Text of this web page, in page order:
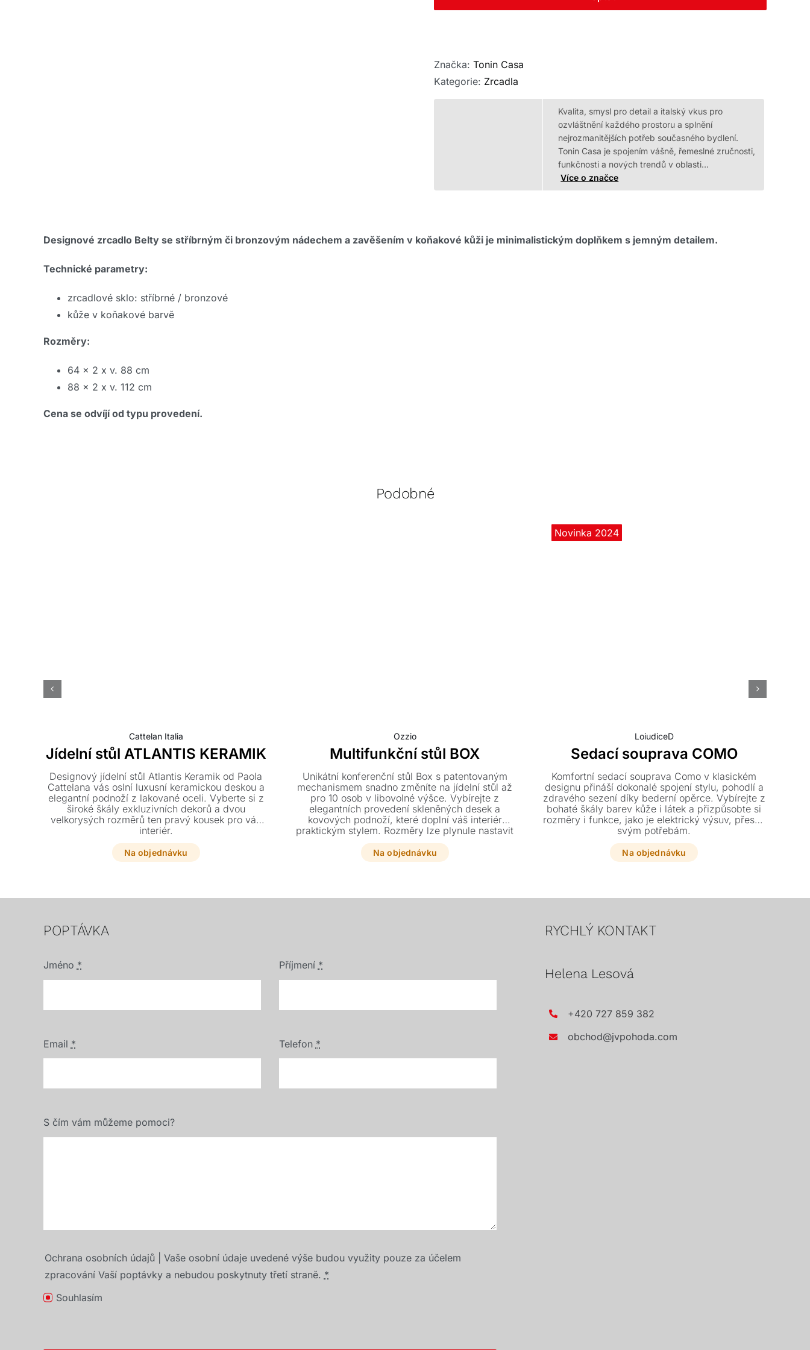
Značka: Tonin Casa
Kategorie: Zrcadla
Kvalita, smysl pro detail a italský vkus pro
ozvláštnění každého prostoru a splnění
nejrozmanitějších potřeb současného bydlení.
Tonin Casa je spojením vášně, řemeslné zručnosti,
funkčnosti a nových trendů v oblasti…
Více o značce
Designové zrcadlo Belty se stříbrným či bronzovým nádechem a zavěšením v koňakové kůži je minimalistickým doplňkem s jemným detailem.
Technické parametry:
zrcadlové sklo: stříbrné / bronzové
kůže v koňakové barvě
Rozměry:
64 x 2 x v. 88 cm
88 x 2 x v. 112 cm
Cena se odvíjí od typu provedení.
Podobné
Cattelan Italia
Jídelní stůl ATLANTIS KERAMIK
Designový jídelní stůl Atlantis Keramik od Paola
Cattelana vás oslní luxusní keramickou deskou a
elegantní podnoží z lakované oceli. Vyberte si z
široké škály exkluzivních dekorů a dvou
velkorysých rozměrů ten pravý kousek pro váš
interiér.
Na objednávku
Ozzio
Multifunkční stůl BOX
Unikátní konferenční stůl Box s patentovaným
mechanismem snadno změníte na jídelní stůl až
pro 10 osob v libovolné výšce. Vybírejte z
elegantních provedení skleněných desek a
kovových podnoží, které doplní váš interiér
praktickým stylem. Rozměry lze plynule nastavit
od kompaktních 75 x 120 cm až po velkorysých
220 cm délky.
Na objednávku
Novinka 2024
LoiudiceD
Sedací souprava COMO
Komfortní sedací souprava Como v klasickém
designu přináší dokonalé spojení stylu, pohodlí a
zdravého sezení díky bederní opěrce. Vybírejte z
bohaté škály barev kůže i látek a přizpůsobte si
rozměry i funkce, jako je elektrický výsuv, přesně
svým potřebám.
Na objednávku
POPTÁVKA
Jméno * Příjmení *
Email * Telefon *
S čím vám můžeme pomoci?
Ochrana osobních údajů | Vaše osobní údaje uvedené výše budou využity pouze za účelem
zpracování Vaší poptávky a nebudou poskytnuty třetí straně. *
Souhlasím
RYCHLÝ KONTAKT
Helena Lesová
+420 727 859 382
obchod@jvpohoda.com